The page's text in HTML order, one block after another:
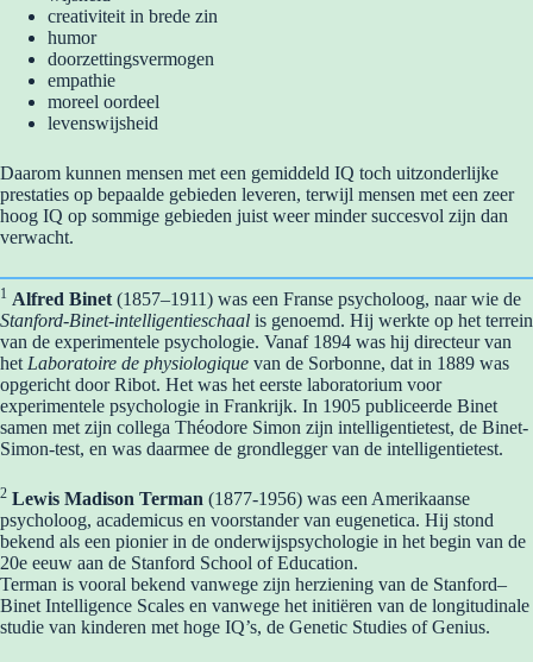
creativiteit in brede zin
humor
doorzettingsvermogen
empathie
moreel oordeel
levenswijsheid
Daarom kunnen mensen met een gemiddeld IQ toch uitzonderlijke
prestaties op bepaalde gebieden leveren, terwijl mensen met een zeer
hoog IQ op sommige gebieden juist weer minder succesvol zijn dan
verwacht.
1 Alfred Binet (1857–1911) was een Franse psycholoog, naar wie de
Stanford-Binet-intelligentieschaal is genoemd. Hij werkte op het terrein
van de experimentele psychologie. Vanaf 1894 was hij directeur van
het Laboratoire de physiologique van de Sorbonne, dat in 1889 was
opgericht door Ribot. Het was het eerste laboratorium voor
experimentele psychologie in Frankrijk. In 1905 publiceerde Binet
samen met zijn collega Théodore Simon zijn intelligentietest, de Binet-
Simon-test, en was daarmee de grondlegger van de intelligentietest.
2 Lewis Madison Terman (1877-1956) was een Amerikaanse
psycholoog, academicus en voorstander van eugenetica. Hij stond
bekend als een pionier in de onderwijspsychologie in het begin van de
20e eeuw aan de Stanford School of Education.
Terman is vooral bekend vanwege zijn herziening van de Stanford–
Binet Intelligence Scales en vanwege het initiëren van de longitudinale
studie van kinderen met hoge IQ’s, de Genetic Studies of Genius.